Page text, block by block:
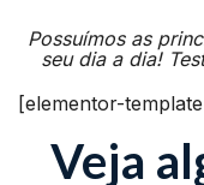
Possuímos as
seu dia a dia!
[elementor-template
Veja